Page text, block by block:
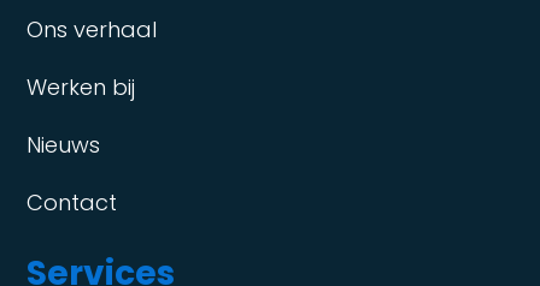
Ons verhaal
Werken bij
Nieuws
Contact
Services